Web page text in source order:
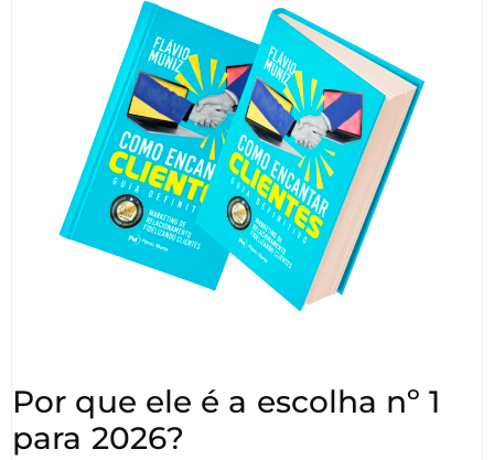
Por que ele é a escolha nº 1
para 2026?